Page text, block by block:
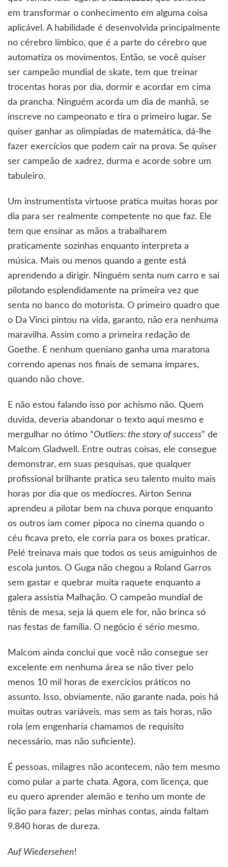
em transformar o conhecimento em alguma coisa
aplicável. A habilidade é desenvolvida principalmente
no cérebro límbico, que é a parte do cérebro que
automatiza os movimentos. Então, se você quiser
ser campeão mundial de skate, tem que treinar
trocentas horas por dia, dormir e acordar em cima
da prancha. Ninguém acorda um dia de manhã, se
inscreve no campeonato e tira o primeiro lugar. Se
quiser ganhar as olimpíadas de matemática, dá-lhe
fazer exercícios que podem cair na prova. Se quiser
ser campeão de xadrez, durma e acorde sobre um
tabuleiro.
Um instrumentista virtuose pratica muitas horas por
dia para ser realmente competente no que faz. Ele
tem que ensinar as mãos a trabalharem
praticamente sozinhas enquanto interpreta a
música. Mais ou menos quando a gente está
aprendendo a dirigir. Ninguém senta num carro e sai
pilotando esplendidamente na primeira vez que
senta no banco do motorista. O primeiro quadro que
o Da Vinci pintou na vida, garanto, não era nenhuma
maravilha. Assim como a primeira redação de
Goethe. E nenhum queniano ganha uma maratona
correndo apenas nos finais de semana ímpares,
quando não chove.
E não estou falando isso por achismo não. Quem
duvida, deveria abandonar o texto aqui mesmo e
mergulhar no ótimo “Outliers: the story of success” de
Malcom Gladwell. Entre outras coisas, ele consegue
demonstrar, em suas pesquisas, que qualquer
profissional brilhante pratica seu talento muito mais
horas por dia que os medíocres. Airton Senna
aprendeu a pilotar bem na chuva porque enquanto
os outros iam comer pipoca no cinema quando o
céu ficava preto, ele corria para os boxes praticar.
Pelé treinava mais que todos os seus amiguinhos de
escola juntos. O Guga não chegou a Roland Garros
sem gastar e quebrar muita raquete enquanto a
galera assistia Malhação. O campeão mundial de
tênis de mesa, seja lá quem ele for, não brinca só
nas festas de família. O negócio é sério mesmo.
Malcom ainda conclui que você não consegue ser
excelente em nenhuma área se não tiver pelo
menos 10 mil horas de exercícios práticos no
assunto. Isso, obviamente, não garante nada, pois há
muitas outras variáveis, mas sem as tais horas, não
rola (em engenharia chamamos de requisito
necessário, mas não suficiente).
É pessoas, milagres não acontecem, não tem mesmo
como pular a parte chata. Agora, com licença, que
eu quero aprender alemão e tenho um monte de
lição para fazer; pelas minhas contas, ainda faltam
9.840 horas de dureza.
Auf Wiedersehen!